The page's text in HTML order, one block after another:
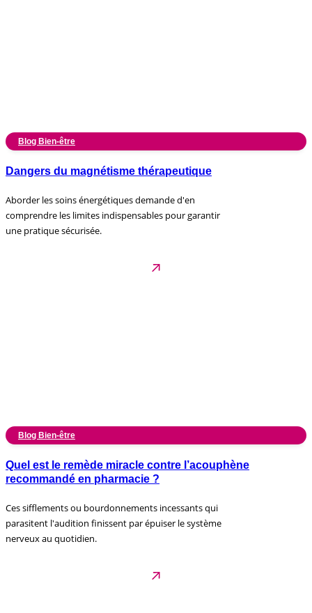
Blog Bien-être
Dangers du magnétisme thérapeutique
Aborder les soins énergétiques demande d'en
comprendre les limites indispensables pour garantir
une pratique sécurisée.
Blog Bien-être
Quel est le remède miracle contre l’acouphène
recommandé en pharmacie ?
Ces sifflements ou bourdonnements incessants qui
parasitent l'audition finissent par épuiser le système
nerveux au quotidien.